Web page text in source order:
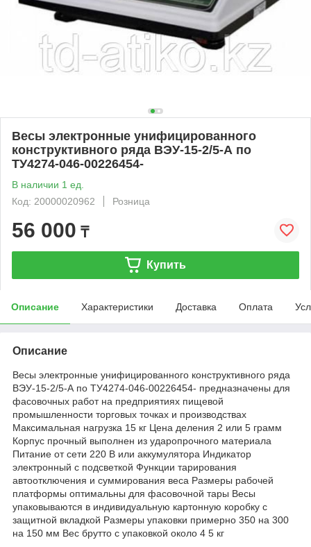
Весы электронные унифицированного
конструктивного ряда ВЭУ-15-2/5-А по
ТУ4274-046-00226454-
В наличии 1 ед.
Код: 20000020962
Розница
56 000 ₸
Купить
Описание Характеристики Доставка Оплата
Описание
Весы электронные унифицированного конструктивного ряда
ВЭУ-15-2/5-А по ТУ4274-046-00226454- предназначены для
фасовочных работ на предприятиях пищевой
промышленности торговых точках и производствах
Максимальная нагрузка 15 кг Цена деления 2 или 5 грамм
Корпус прочный выполнен из ударопрочного материала
Питание от сети 220 В или аккумулятора Индикатор
электронный с подсветкой Функции тарирования
автоотключения и суммирования веса Размеры рабочей
платформы оптимальны для фасовочной тары Весы
упаковываются в индивидуальную картонную коробку с
защитной вкладкой Размеры упаковки примерно 350 на 300
на 150 мм Вес брутто с упаковкой около 4 5 кг